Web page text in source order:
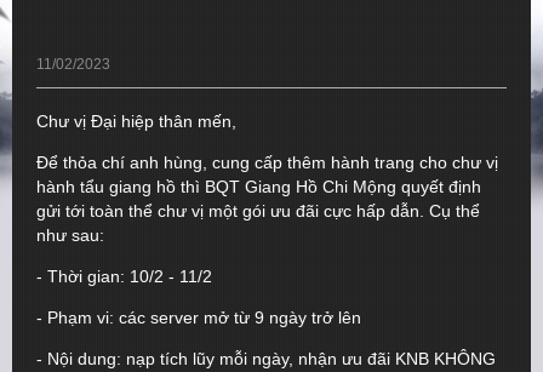
11/02/2023
Chư vị Đại hiệp thân mến,
Để thỏa chí anh hùng, cung cấp thêm hành trang cho chư vị
hành tẩu giang hồ thì BQT Giang Hồ Chi Mộng quyết định
gửi tới toàn thể chư vị một gói ưu đãi cực hấp dẫn. Cụ thể
như sau:
- Thời gian: 10/2 - 11/2
- Phạm vi: các server mở từ 9 ngày trở lên
- Nội dung: nạp tích lũy mỗi ngày, nhận ưu đãi KNB KHÔNG